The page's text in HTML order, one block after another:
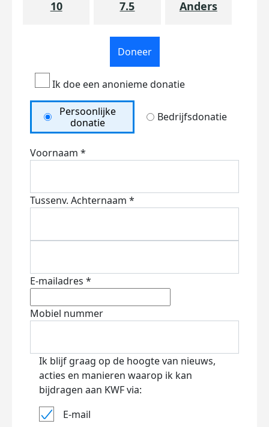
10 7.5 Anders
Doneer
Ik doe een anonieme donatie
Persoonlijke
donatie
Bedrijfsdonatie
Voornaam *
Tussenv. Achternaam *
E-mailadres *
Mobiel nummer
Ik blijf graag op de hoogte van nieuws,
acties en manieren waarop ik kan
bijdragen aan KWF via:
E-mail